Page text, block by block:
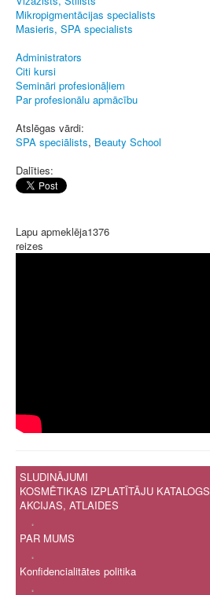
Mikropigmentācijas specialists
Masieris, SPA specialists
Administrators
Citi kursi
Semināri profesionāļiem
Par profesionālu apmācību
Atslēgas vārdi:
SPA speciālists, Beauty School
Dalīties:
Lapu apmeklēja1376
reizes
SLUDINĀJUMI
KOSMĒTIKAS IZPLATĪTĀJU KATALOGS
AKCIJAS, ATLAIDES
.
PAR MUMS
.
Konfidencialitātes politika
.